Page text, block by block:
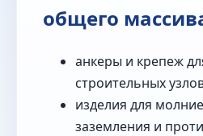
общего
анкеры и крепеж
строительных
изделия для
заземления и